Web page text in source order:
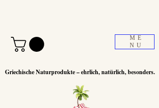
ME
NU
Griechische Naturprodukte – ehrlich, natürlich, besonders.